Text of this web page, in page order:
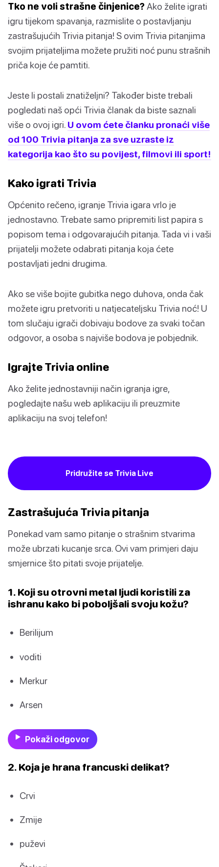
Tko ne voli strašne činjenice?Ako želite igrati
igru tijekom spavanja, razmislite o postavljanju
zastrašujućih Trivia pitanja! S ovim Trivia pitanjima
svojim prijateljima možete pružiti noć punu strašnih
priča koje će pamtiti.
Jeste li postali znatiželjni? Također biste trebali
pogledati naš opći Trivia članak da biste saznali
više o ovoj igri. U ovom ćete članku pronaći više
od 100 Trivia pitanja za sve uzraste iz
kategorija kao što su povijest, filmovi ili sport!
Kako igrati Trivia
Općenito rečeno, igranje Trivia igara vrlo je
jednostavno. Trebate samo pripremiti list papira s
popisom tema i odgovarajućih pitanja. Tada vi i vaši
prijatelji možete odabrati pitanja koja ćete
postavljati jedni drugima.
Ako se više bojite gubitka nego duhova, onda čak
možete igru pretvoriti u natjecateljsku Trivia noć! U
tom slučaju igrači dobivaju bodove za svaki točan
odgovor, a osoba s najviše bodova je pobjednik.
Igrajte Trivia online
Ako želite jednostavniji način igranja igre,
pogledajte našu web aplikaciju ili preuzmite
aplikaciju na svoj telefon!
Pridružite se Trivia Live
Zastrašujuća Trivia pitanja
Ponekad vam samo pitanje o strašnim stvarima
može ubrzati kucanje srca. Ovi vam primjeri daju
smjernice što pitati svoje prijatelje.
1. Koji su otrovni metal ljudi koristili za
ishranu kako bi poboljšali svoju kožu?
Berilijum
voditi
Merkur
Arsen
Pokaži odgovor
2. Koja je hrana francuski delikat?
Crvi
Zmije
puževi